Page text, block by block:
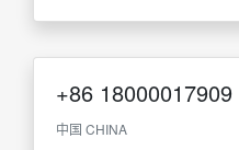
+86 18000017909
中国 CHINA